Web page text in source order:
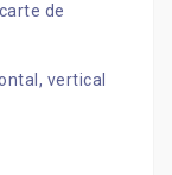
de
vertical